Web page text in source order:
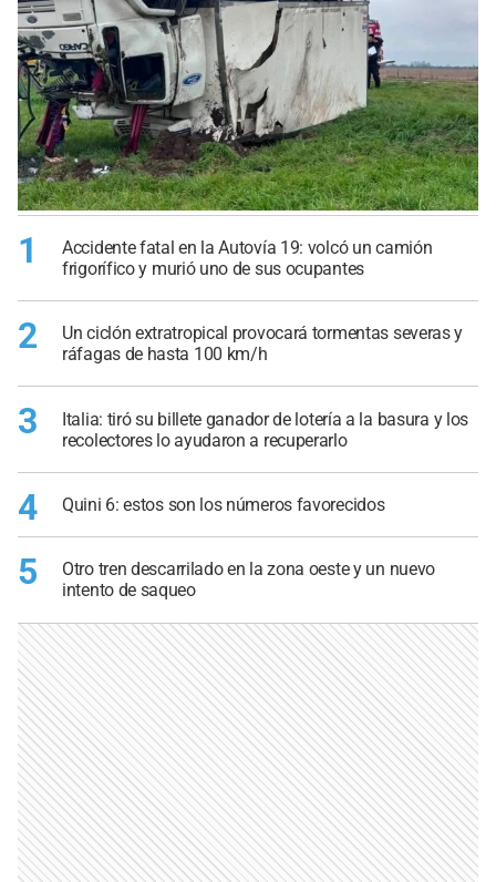
1
Accidente fatal en la Autovía 19: volcó un camión
frigorífico y murió uno de sus ocupantes
2
Un ciclón extratropical provocará tormentas severas y
ráfagas de hasta 100 km/h
3
Italia: tiró su billete ganador de lotería a la basura y los
recolectores lo ayudaron a recuperarlo
4 Quini 6: estos son los números favorecidos
5
Otro tren descarrilado en la zona oeste y un nuevo
intento de saqueo